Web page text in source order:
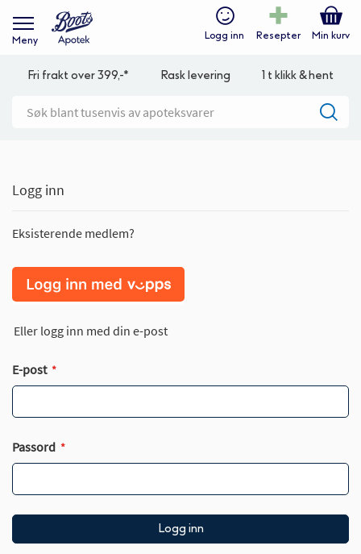
Meny Logg inn Resepter Min kurv
Fri frakt over 399,-* Rask levering 1 t klikk & hent
Logg inn
Eksisterende medlem?
Eller logg inn med din e-post
E-post
Passord
Logg inn